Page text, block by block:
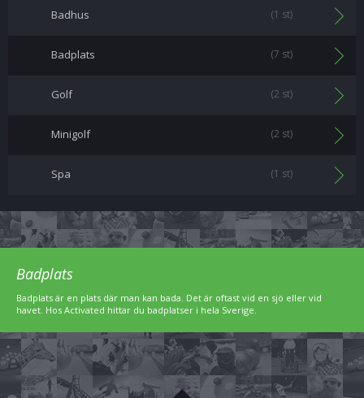
Badhus (1 st)
Badplats (7 st)
Golf (2 st)
Minigolf (2 st)
Spa (1 st)
Badplats
Badplats är en plats där man kan bada. Det är oftast vid en sjö eller vid
havet. Hos Activated hittar du badplatser i hela Sverige.